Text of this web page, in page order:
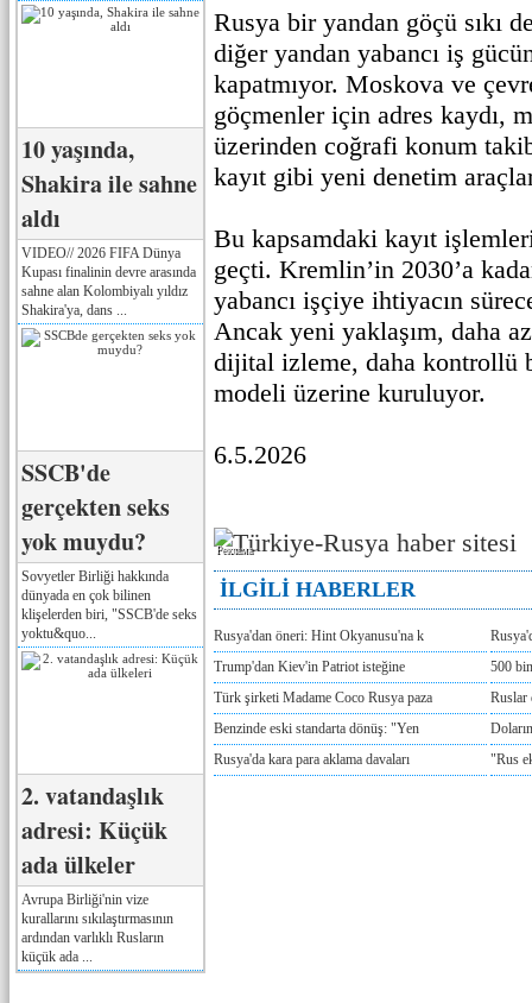
10 yaşında,
Shakira ile sahne
aldı
VIDEO// 2026 FIFA Dünya
Kupası finalinin devre arasında
sahne alan Kolombiyalı yıldız
Shakira'ya, dans ...
SSCB'de
gerçekten seks
yok muydu?
Sovyetler Birliği hakkında
dünyada en çok bilinen
klişelerden biri, "SSCB'de seks
yoktu&quo...
2. vatandaşlık
adresi: Küçük
ada ülkeler
Avrupa Birliği'nin vize
kurallarını sıkılaştırmasının
ardından varlıklı Rusların
küçük ada ...
Rusya bir yandan göçü sıkı
diğer yandan yabancı iş
kapatmıyor. Moskova ve
göçmenler için adres kaydı,
üzerinden coğrafi konum
kayıt gibi yeni denetim
Bu kapsamdaki kayıt
geçti. Kremlin’in 2030’a
yabancı işçiye ihtiyacın
Ancak yeni yaklaşım, daha
dijital izleme, daha kontrollü
modeli üzerine kuruluyor.
6.5.2026
Реклама
İLGİLİ HABERLER
Rusya'dan öneri: Hint Okyanusu'na k
Trump'dan Kiev'in Patriot isteğine
500
Türk şirketi Madame Coco Rusya paza
Ruslar
Benzinde eski standarta dönüş: "Yen
Rusya'da kara para aklama davaları
"Rus